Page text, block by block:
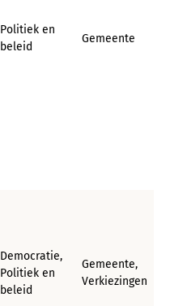
Politiek en
beleid
Gemeente
Democratie,
Politiek en
beleid
Gemeente,
Verkiezingen